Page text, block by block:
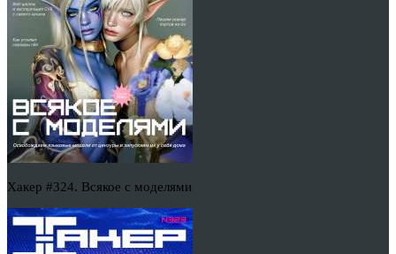
Хакер #324. Всякое с моделями